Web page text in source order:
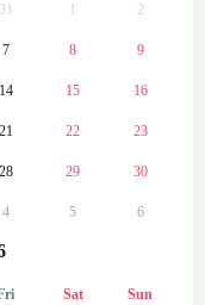
31 1 2
7 8 9
14 15 16
21 22 23
28 29 30
4 5 6
Sat Sun